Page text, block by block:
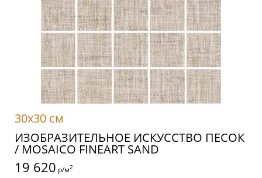
30x30 см
ИЗОБРАЗИТЕЛЬНОЕ ИСКУССТВО ПЕСОК
/ MOSAICO FINEART SAND
19 620 р/м2